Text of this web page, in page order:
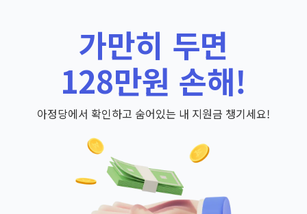
가만히 두면
128만원 손해!
아정당에서 확인하고 숨어있는 내 지원금 챙기세요!